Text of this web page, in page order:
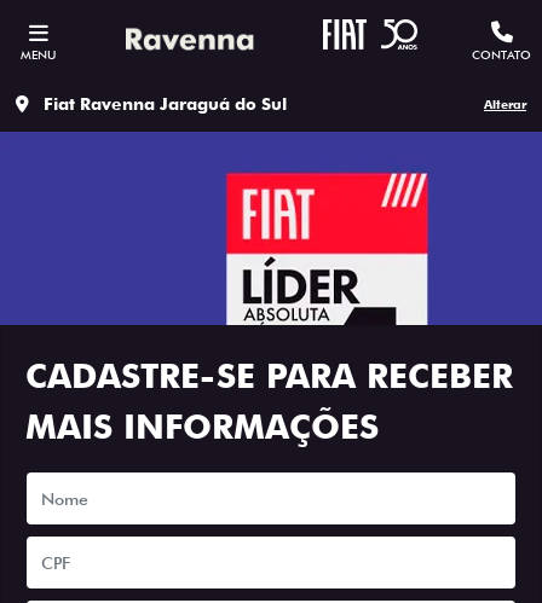
MENU CONTATO
Fiat Ravenna Jaraguá do Sul Alterar
CADASTRE-SE PARA RECEBER
MAIS INFORMAÇÕES